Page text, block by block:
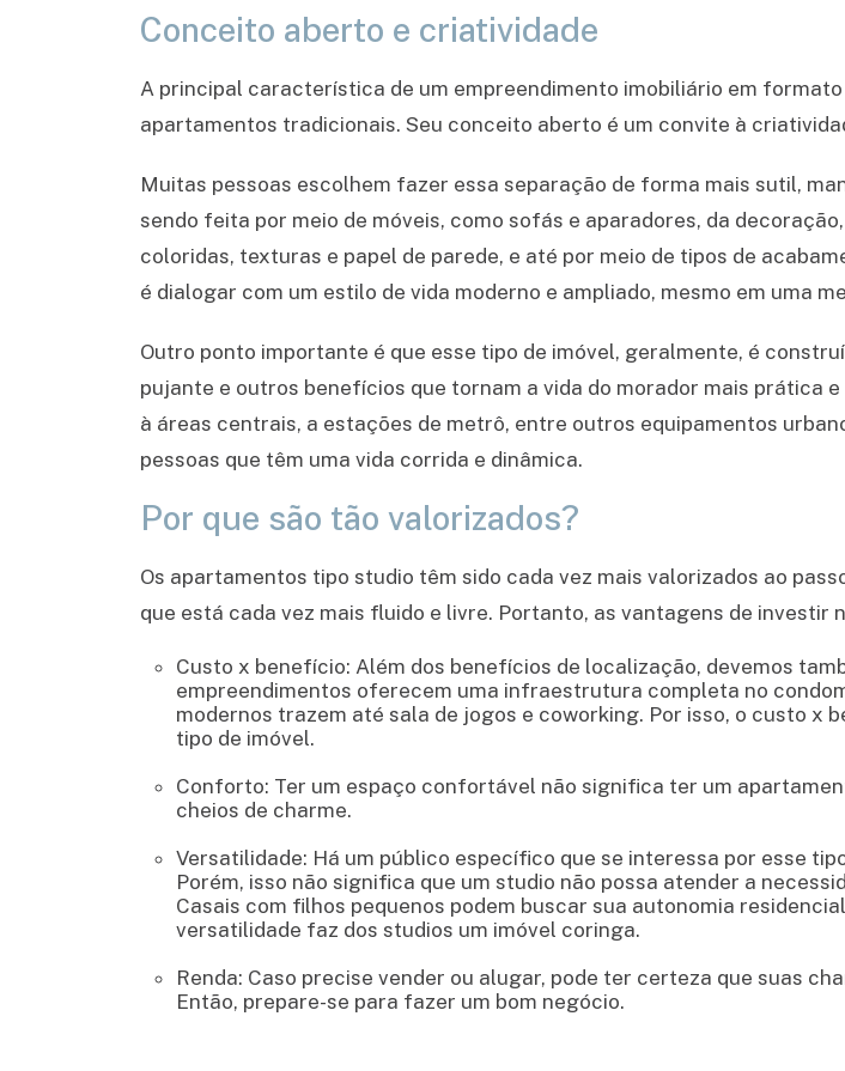
Conceito aberto e criatividade
A principal característica de um empreendimento imobiliário em
apartamentos tradicionais. Seu conceito aberto é um convite à
Muitas pessoas escolhem fazer essa separação de forma mais sutil,
sendo feita por meio de móveis, como sofás e aparadores, da
coloridas, texturas e papel de parede, e até por meio de tipos de
é dialogar com um estilo de vida moderno e ampliado, mesmo em uma
Outro ponto importante é que esse tipo de imóvel, geralmente, é
pujante e outros benefícios que tornam a vida do morador mais
à áreas centrais, a estações de metrô, entre outros equipamentos
pessoas que têm uma vida corrida e dinâmica.
Por que são tão valorizados?
Os apartamentos tipo studio têm sido cada vez mais valorizados ao
que está cada vez mais fluido e livre. Portanto, as vantagens de investir
Custo x benefício: Além dos benefícios de localização, devemos
empreendimentos oferecem uma infraestrutura completa no
modernos trazem até sala de jogos e coworking. Por isso, o custo x
tipo de imóvel.
Conforto: Ter um espaço confortável não significa ter um
cheios de charme.
Versatilidade: Há um público específico que se interessa por esse
Porém, isso não significa que um studio não possa atender a
Casais com filhos pequenos podem buscar sua autonomia
versatilidade faz dos studios um imóvel coringa.
Renda: Caso precise vender ou alugar, pode ter certeza que suas
Então, prepare-se para fazer um bom negócio.